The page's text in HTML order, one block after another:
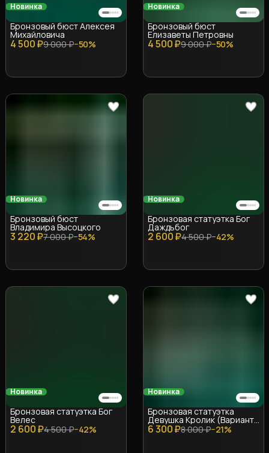
Новинка
4 500 ₽9 000 ₽−50%
Бронзовый бюст Алексея
Михайловича
Новинка
4 500 ₽9 000 ₽−50%
Бронзовый бюст
Елизаветы Петровны
Новинка
3 220 ₽7 000 ₽−54%
Бронзовый бюст
Владимира Высоцкого
Новинка
2 600 ₽4 500 ₽−42%
Бронзовая статуэтка Бог
Даждьбог
Новинка
2 600 ₽4 500 ₽−42%
Бронзовая статуэтка Бог
Велес
Новинка
6 300 ₽8 000 ₽−21%
Бронзовая статуэтка
Девушка Кролик (Вариант
1)